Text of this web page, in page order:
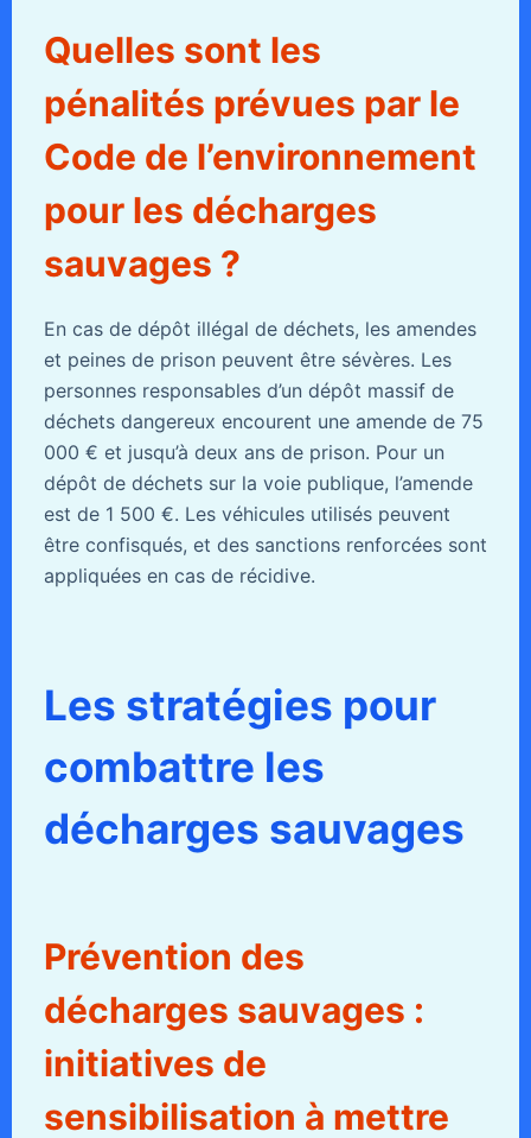
Quelles sont les
pénalités prévues par le
Code de l’environnement
pour les décharges
sauvages ?
En cas de dépôt illégal de déchets, les amendes
et peines de prison peuvent être sévères. Les
personnes responsables d’un dépôt massif de
déchets dangereux encourent une amende de 75
000 € et jusqu’à deux ans de prison. Pour un
dépôt de déchets sur la voie publique, l’amende
est de 1 500 €. Les véhicules utilisés peuvent
être confisqués, et des sanctions renforcées sont
appliquées en cas de récidive.
Les stratégies pour
combattre les
décharges sauvages
Prévention des
décharges sauvages :
initiatives de
sensibilisation à mettre